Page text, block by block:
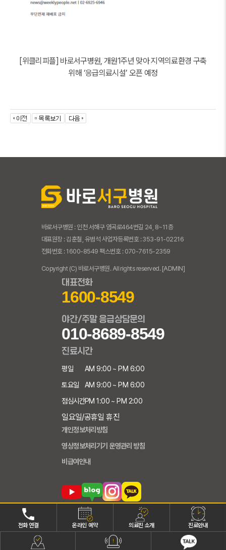
전화 연결 온라인 예약 의료진 소개 진료안내
[위클리피플] 바로서구병원, 개원1주년 맞아 지역의료환경 구축
위해 ‘응급의료시설’ 오픈 예정
바로서구병원 : 인천 서해구 염곡로464번길 24, 8~11층
대표원장 : 김훈철, 유범석 사업자등록번호 : 353-91-02216
전화번호 : 1600-8549 팩스번호 : 070-7615-2359
Copyright (C) 바로서구병원. All rights reserved. [ADMIN]
대표전화
1600-8549
야간/주말 응급상담문의
010-8689-8549
진료시간
평일
토요일
점심시간
AM 9:00 ~ PM 6:00
AM 9:00 ~ PM 6:00
PM 1:00 ~ PM 2:00
일요일/공휴일 휴진
개인정보처리방침
영상정보처리기기 운영관리 방침
비급여안내